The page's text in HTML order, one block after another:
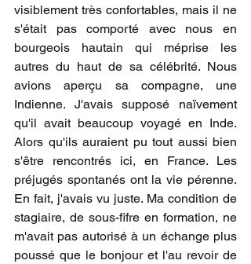
visiblement très confortables, mais il ne
s'était pas comporté avec nous en
bourgeois hautain qui méprise les
autres du haut de sa célébrité. Nous
avions aperçu sa compagne, une
Indienne. J'avais supposé naïvement
qu'il avait beaucoup voyagé en Inde.
Alors qu'ils auraient pu tout aussi bien
s'être rencontrés ici, en France. Les
préjugés spontanés ont la vie pérenne.
En fait, j'avais vu juste. Ma condition de
stagiaire, de sous-fifre en formation, ne
m'avait pas autorisé à un échange plus
poussé que le bonjour et l'au revoir de